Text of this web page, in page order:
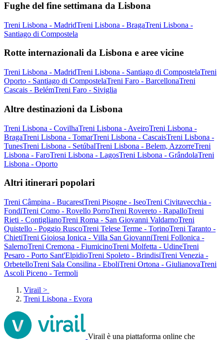
Fughe del fine settimana da Lisbona
Treni Lisbona - MadridTreni Lisbona - BragaTreni Lisbona -
Santiago di Compostela
Rotte internazionali da Lisbona e aree vicine
Treni Lisbona - MadridTreni Lisbona - Santiago di CompostelaTreni
Oporto - Santiago di CompostelaTreni Faro - BarcellonaTreni
Cascais - BelémTreni Faro - Siviglia
Altre destinazioni da Lisbona
Treni Lisbona - CovilhaTreni Lisbona - AveiroTreni Lisbona -
BragaTreni Lisbona - TomarTreni Lisbona - CascaisTreni Lisbona -
TunesTreni Lisbona - SetúbalTreni Lisbona - Belem, AzzorreTreni
Lisbona - FaroTreni Lisbona - LagosTreni Lisbona - GrândolaTreni
Lisbona - Oporto
Altri itinerari popolari
Treni Câmpina - BucarestTreni Pisogne - IseoTreni Civitavecchia -
FondiTreni Como - Rovello PorroTreni Rovereto - RapalloTreni
Rieti - ContiglianoTreni Roma - San Giovanni ValdarnoTreni
Quistello - Poggio RuscoTreni Telese Terme - TorinoTreni Taranto -
ChietiTreni Gioiosa Ionica - Villa San GiovanniTreni Follonica -
SalernoTreni Cremona - FiumicinoTreni Molfetta - UdineTreni
Pesaro - Porto Sant'ElpidioTreni Spoleto - BrindisiTreni Venezia -
OrbetelloTreni Sala Consilina - EboliTreni Ortona - GiulianovaTreni
Ascoli Piceno - Termoli
Virail >
Treni Lisbona - Evora
Virail è una piattaforma online che